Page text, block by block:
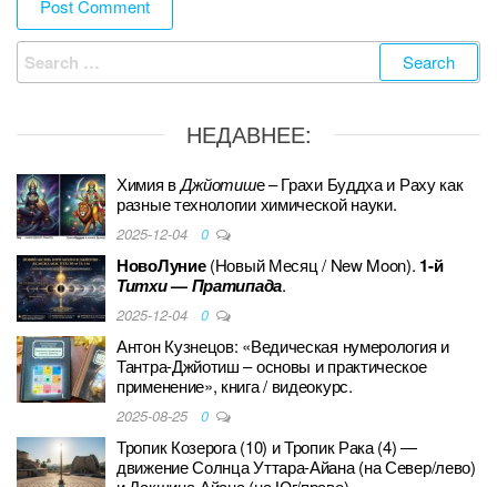
Search
for:
НЕДАВНЕЕ:
Химия вДжйотише – Грахи Буддха и Раху как
разные технологии химической науки.
2025-12-04 0
НовоЛуние(Новый Месяц / New Moon). 1-й
Титхи—Пратипада.
2025-12-04 0
Антон Кузнецов: «Ведическая нумерология и
Тантра-Джйотиш – основы и практическое
применение», книга / видеокурс.
2025-08-25 0
Тропик Козерога (10) и Тропик Рака (4) —
движение Солнца Уттара-Айана (на Север/лево)